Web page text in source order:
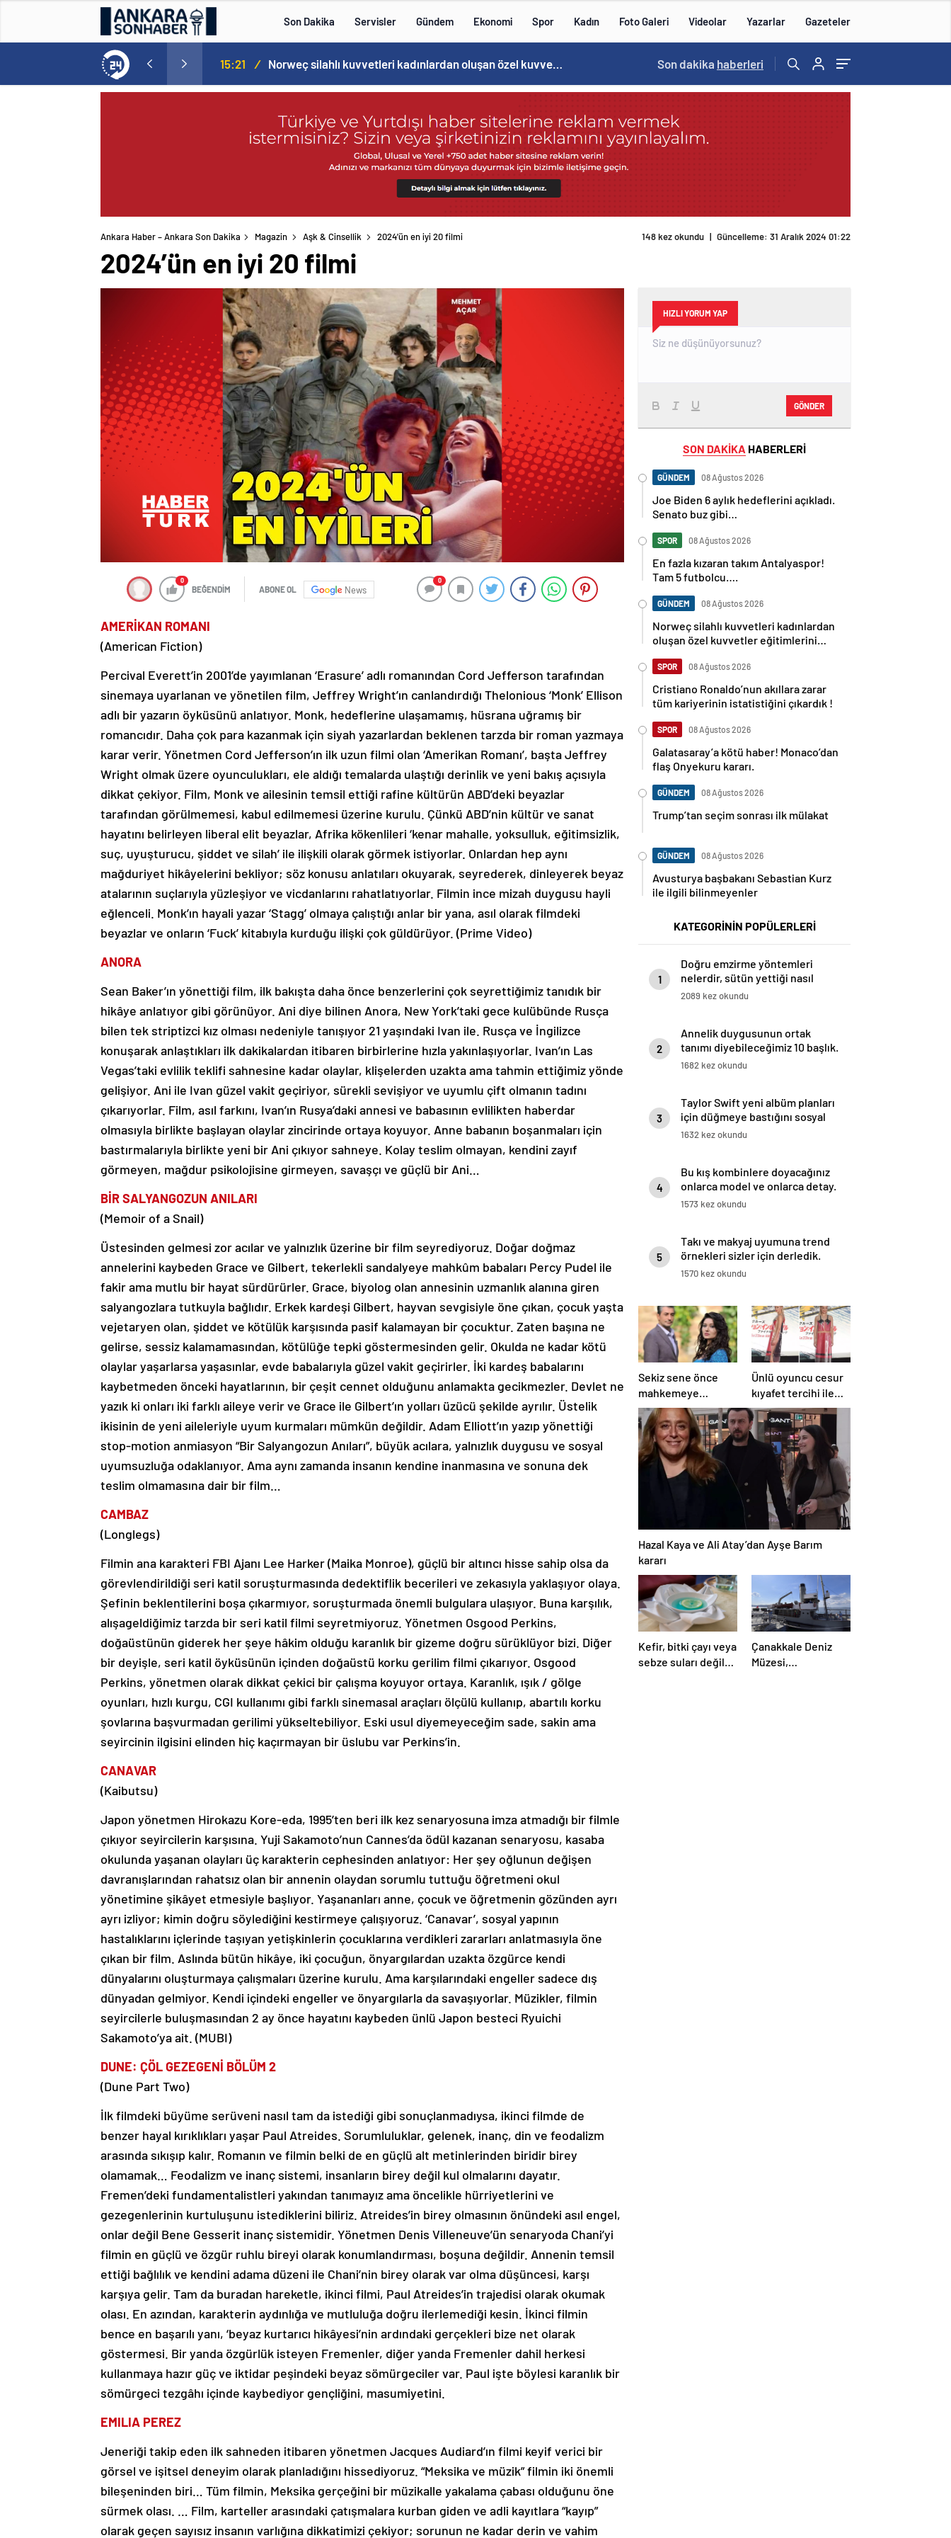
Son Dakika Servisler Gündem Ekonomi Spor Kadın Foto Galeri Videolar Yazarlar Gazeteler
Tam 5 futbolcu…. 15:21 / Norweç silahlı kuvvetleri kadınlardan oluşan özel kuvvetler eğitimlerini başlattı. 15:20 /
Son dakika haberleri
Ankara Haber – Ankara Son Dakika Magazin Aşk & Cinsellik 2024’ün en iyi 20 filmi 148 kez okundu | Güncelleme: 31 Aralık 2024 01:22
2024’ün en iyi 20 filmi
0
BEĞENDİM ABONE OL News
0
AMERİKAN ROMANI
(American Fiction)
Percival Everett’in 2001’de yayımlanan ‘Erasure’ adlı romanından Cord Jefferson tarafından
sinemaya uyarlanan ve yönetilen film, Jeffrey Wright’ın canlandırdığı Thelonious ‘Monk’ Ellison
adlı bir yazarın öyküsünü anlatıyor. Monk, hedeflerine ulaşamamış, hüsrana uğramış bir
romancıdır. Daha çok para kazanmak için siyah yazarlardan beklenen tarzda bir roman yazmaya
karar verir. Yönetmen Cord Jefferson’ın ilk uzun filmi olan ‘Amerikan Romanı’, başta Jeffrey
Wright olmak üzere oyunculukları, ele aldığı temalarda ulaştığı derinlik ve yeni bakış açısıyla
dikkat çekiyor. Film, Monk ve ailesinin temsil ettiği rafine kültürün ABD’deki beyazlar
tarafından görülmemesi, kabul edilmemesi üzerine kurulu. Çünkü ABD’nin kültür ve sanat
hayatını belirleyen liberal elit beyazlar, Afrika kökenlileri ‘kenar mahalle, yoksulluk, eğitimsizlik,
suç, uyuşturucu, şiddet ve silah’ ile ilişkili olarak görmek istiyorlar. Onlardan hep aynı
mağduriyet hikâyelerini bekliyor; söz konusu anlatıları okuyarak, seyrederek, dinleyerek beyaz
atalarının suçlarıyla yüzleşiyor ve vicdanlarını rahatlatıyorlar. Filmin ince mizah duygusu hayli
eğlenceli. Monk’ın hayali yazar ‘Stagg’ olmaya çalıştığı anlar bir yana, asıl olarak filmdeki
beyazlar ve onların ‘Fuck’ kitabıyla kurduğu ilişki çok güldürüyor. (Prime Video)
ANORA
Sean Baker’ın yönettiği film, ilk bakışta daha önce benzerlerini çok seyrettiğimiz tanıdık bir
hikâye anlatıyor gibi görünüyor. Ani diye bilinen Anora, New York’taki gece kulübünde Rusça
bilen tek striptizci kız olması nedeniyle tanışıyor 21 yaşındaki Ivan ile. Rusça ve İngilizce
konuşarak anlaştıkları ilk dakikalardan itibaren birbirlerine hızla yakınlaşıyorlar. Ivan’ın Las
Vegas’taki evlilik teklifi sahnesine kadar olaylar, klişelerden uzakta ama tahmin ettiğimiz yönde
gelişiyor. Ani ile Ivan güzel vakit geçiriyor, sürekli sevişiyor ve uyumlu çift olmanın tadını
çıkarıyorlar. Film, asıl farkını, Ivan’ın Rusya’daki annesi ve babasının evlilikten haberdar
olmasıyla birlikte başlayan olaylar zincirinde ortaya koyuyor. Anne babanın boşanmaları için
bastırmalarıyla birlikte yeni bir Ani çıkıyor sahneye. Kolay teslim olmayan, kendini zayıf
görmeyen, mağdur psikolojisine girmeyen, savaşçı ve güçlü bir Ani…
BİR SALYANGOZUN ANILARI
(Memoir of a Snail)
Üstesinden gelmesi zor acılar ve yalnızlık üzerine bir film seyrediyoruz. Doğar doğmaz
annelerini kaybeden Grace ve Gilbert, tekerlekli sandalyeye mahkûm babaları Percy Pudel ile
fakir ama mutlu bir hayat sürdürürler. Grace, biyolog olan annesinin uzmanlık alanına giren
salyangozlara tutkuyla bağlıdır. Erkek kardeşi Gilbert, hayvan sevgisiyle öne çıkan, çocuk yaşta
vejetaryen olan, şiddet ve kötülük karşısında pasif kalamayan bir çocuktur. Zaten başına ne
gelirse, sessiz kalamamasından, kötülüğe tepki göstermesinden gelir. Okulda ne kadar kötü
olaylar yaşarlarsa yaşasınlar, evde babalarıyla güzel vakit geçirirler. İki kardeş babalarını
kaybetmeden önceki hayatlarının, bir çeşit cennet olduğunu anlamakta gecikmezler. Devlet ne
yazık ki onları iki farklı aileye verir ve Grace ile Gilbert’ın yolları üzücü şekilde ayrılır. Üstelik
ikisinin de yeni aileleriyle uyum kurmaları mümkün değildir. Adam Elliott’ın yazıp yönettiği
stop-motion anmiasyon “Bir Salyangozun Anıları”, büyük acılara, yalnızlık duygusu ve sosyal
uyumsuzluğa odaklanıyor. Ama aynı zamanda insanın kendine inanmasına ve sonuna dek
teslim olmamasına dair bir film…
CAMBAZ
(Longlegs)
Filmin ana karakteri FBI Ajanı Lee Harker (Maika Monroe), güçlü bir altıncı hisse sahip olsa da
görevlendirildiği seri katil soruşturmasında dedektiflik becerileri ve zekasıyla yaklaşıyor olaya.
Şefinin beklentilerini boşa çıkarmıyor, soruşturmada önemli bulgulara ulaşıyor. Buna karşılık,
alışageldiğimiz tarzda bir seri katil filmi seyretmiyoruz. Yönetmen Osgood Perkins,
doğaüstünün giderek her şeye hâkim olduğu karanlık bir gizeme doğru sürüklüyor bizi. Diğer
bir deyişle, seri katil öyküsünün içinden doğaüstü korku gerilim filmi çıkarıyor. Osgood
Perkins, yönetmen olarak dikkat çekici bir çalışma koyuyor ortaya. Karanlık, ışık / gölge
oyunları, hızlı kurgu, CGI kullanımı gibi farklı sinemasal araçları ölçülü kullanıp, abartılı korku
şovlarına başvurmadan gerilimi yükseltebiliyor. Eski usul diyemeyeceğim sade, sakin ama
seyircinin ilgisini elinden hiç kaçırmayan bir üslubu var Perkins’in.
CANAVAR
(Kaibutsu)
Japon yönetmen Hirokazu Kore-eda, 1995’ten beri ilk kez senaryosuna imza atmadığı bir filmle
çıkıyor seyircilerin karşısına. Yuji Sakamoto’nun Cannes’da ödül kazanan senaryosu, kasaba
okulunda yaşanan olayları üç karakterin cephesinden anlatıyor: Her şey oğlunun değişen
davranışlarından rahatsız olan bir annenin olaydan sorumlu tuttuğu öğretmeni okul
yönetimine şikâyet etmesiyle başlıyor. Yaşananları anne, çocuk ve öğretmenin gözünden ayrı
ayrı izliyor; kimin doğru söylediğini kestirmeye çalışıyoruz. ‘Canavar’, sosyal yapının
hastalıklarını içlerinde taşıyan yetişkinlerin çocuklarına verdikleri zararları anlatmasıyla öne
çıkan bir film. Aslında bütün hikâye, iki çocuğun, önyargılardan uzakta özgürce kendi
dünyalarını oluşturmaya çalışmaları üzerine kurulu. Ama karşılarındaki engeller sadece dış
dünyadan gelmiyor. Kendi içindeki engeller ve önyargılarla da savaşıyorlar. Müzikler, filmin
seyircilerle buluşmasından 2 ay önce hayatını kaybeden ünlü Japon besteci Ryuichi
Sakamoto’ya ait. (MUBI)
DUNE: ÇÖL GEZEGENİ BÖLÜM 2
(Dune Part Two)
İlk filmdeki büyüme serüveni nasıl tam da istediği gibi sonuçlanmadıysa, ikinci filmde de
benzer hayal kırıklıkları yaşar Paul Atreides. Sorumluluklar, gelenek, inanç, din ve feodalizm
arasında sıkışıp kalır. Romanın ve filmin belki de en güçlü alt metinlerinden biridir birey
olamamak… Feodalizm ve inanç sistemi, insanların birey değil kul olmalarını dayatır.
Fremen’deki fundamentalistleri yakından tanımayız ama öncelikle hürriyetlerini ve
gezegenlerinin kurtuluşunu istediklerini biliriz. Atreides’in birey olmasının önündeki asıl engel,
onlar değil Bene Gesserit inanç sistemidir. Yönetmen Denis Villeneuve’ün senaryoda Chani’yi
filmin en güçlü ve özgür ruhlu bireyi olarak konumlandırması, boşuna değildir. Annenin temsil
ettiği bağlılık ve kendini adama düzeni ile Chani’nin birey olarak var olma düşüncesi, karşı
karşıya gelir. Tam da buradan hareketle, ikinci filmi, Paul Atreides’in trajedisi olarak okumak
olası. En azından, karakterin aydınlığa ve mutluluğa doğru ilerlemediği kesin. İkinci filmin
bence en başarılı yanı, ‘beyaz kurtarıcı hikâyesi’nin ardındaki gerçekleri bize net olarak
göstermesi. Bir yanda özgürlük isteyen Fremenler, diğer yanda Fremenler dahil herkesi
kullanmaya hazır güç ve iktidar peşindeki beyaz sömürgeciler var. Paul işte böylesi karanlık bir
sömürgeci tezgâhı içinde kaybediyor gençliğini, masumiyetini.
EMILIA PEREZ
Jeneriği takip eden ilk sahneden itibaren yönetmen Jacques Audiard’ın filmi keyif verici bir
görsel ve işitsel deneyim olarak planladığını hissediyoruz. “Meksika ve müzik” filmin iki önemli
bileşeninden biri… Tüm filmin, Meksika gerçeğini bir müzikalle yakalama çabası olduğunu öne
sürmek olası. … Film, karteller arasındaki çatışmalara kurban giden ve adli kayıtlara “kayıp”
olarak geçen sayısız insanın varlığına dikkatimizi çekiyor; sorunun ne kadar derin ve vahim
HIZLI YORUM YAP
GÖNDER
SON DAKİKA HABERLERİ
GÜNDEM 08 Ağustos 2026
Joe Biden 6 aylık hedeflerini açıkladı.
Senato buz gibi…
SPOR 08 Ağustos 2026
En fazla kızaran takım Antalyaspor!
Tam 5 futbolcu….
GÜNDEM 08 Ağustos 2026
Norweç silahlı kuvvetleri kadınlardan
oluşan özel kuvvetler eğitimlerini
SPOR 08 Ağustos 2026
Cristiano Ronaldo’nun akıllara zarar
tüm kariyerinin istatistiğini çıkardık !
SPOR 08 Ağustos 2026
Galatasaray’a kötü haber! Monaco’dan
flaş Onyekuru kararı.
GÜNDEM 08 Ağustos 2026
Trump’tan seçim sonrası ilk mülakat
GÜNDEM 08 Ağustos 2026
Avusturya başbakanı Sebastian Kurz
ile ilgili bilinmeyenler
KATEGORİNİN POPÜLERLERİ
1
Doğru emzirme yöntemleri
nelerdir, sütün yettiği nasıl
anlaşılır?
2089 kez okundu
2
Annelik duygusunun ortak
tanımı diyebileceğimiz 10 başlık.
1682 kez okundu
3
Taylor Swift yeni albüm planları
için düğmeye bastığını sosyal
medyadan duyurdu!
1632 kez okundu
4
Bu kış kombinlere doyacağınız
onlarca model ve onlarca detay.
1573 kez okundu
5
Takı ve makyaj uyumuna trend
örnekleri sizler için derledik.
1570 kez okundu
Sekiz sene önce
mahkemeye
başvuran Nurgül
Yeşilçay’a
sevindiren haber
Ünlü oyuncu cesur
kıyafet tercihi ile
”Görevimiz Tehlike”
galasına damga
vurdu
Hazal Kaya ve Ali Atay’dan Ayşe Barım
kararı
Kefir, bitki çayı veya
sebze suları değil:
Çanakkale Deniz
Müzesi,